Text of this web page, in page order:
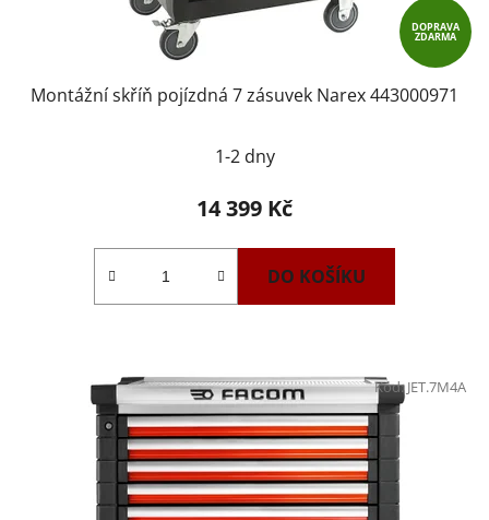
DOPRAVA
ZDARMA
Montážní skříň pojízdná 7 zásuvek Narex 443000971
1-2 dny
14 399 Kč
DO KOŠÍKU
Kód:JET.7M4A